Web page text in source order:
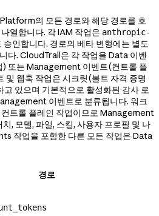
의 모든 경로와 해당 경로를 호
열합니다. 각 IAM 작업은 anthropic-
인합니다. 경로의 베타 변형에는 별도
다. CloudTrail은 각 작업을 Data 이벤
) 또는 Management 이벤트(컨트롤 플
및 웹훅 작업은 시크릿(볼트 자격 증명
있으며 기본적으로 활성화된 감사 로
이벤트로 분류됩니다. 워크
트롤 플레인 작업이므로 Management
, 모델, 파일, 스킬, 사용자 프로필 및 나
작업을 포함한 다른 모든 작업은 Data
경로